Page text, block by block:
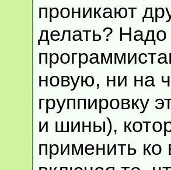
проникают
делать? Надо
новую, ни на
группировку
и шины),
применить